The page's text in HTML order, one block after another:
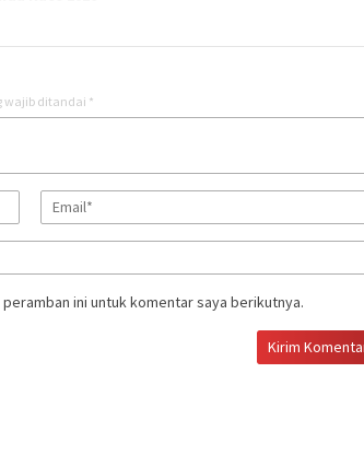
wajib ditandai *
ini untuk komentar saya berikutnya.